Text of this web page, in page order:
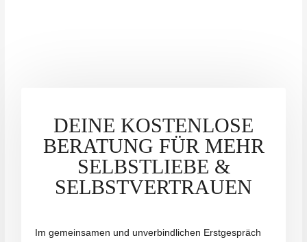
DEINE KOSTENLOSE
BERATUNG FÜR MEHR
SELBSTLIEBE &
SELBSTVERTRAUEN
Im gemeinsamen und unverbindlichen Erstgespräch